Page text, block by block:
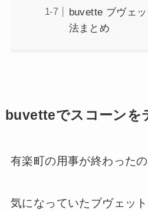
buvette ブヴェ
法まとめ
buvetteでスコーンを
有楽町の用事が終わった
気になっていたブヴェッ